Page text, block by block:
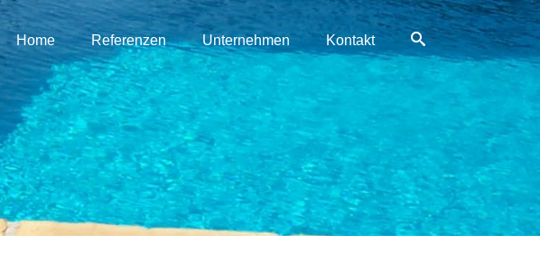
Home Referenzen Unternehmen Kontakt